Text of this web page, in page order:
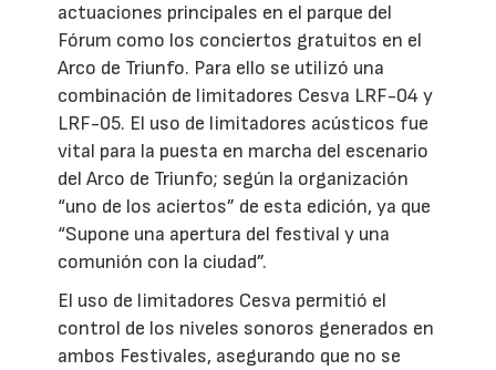
actuaciones principales en el parque del
Fórum como los conciertos gratuitos en el
Arco de Triunfo. Para ello se utilizó una
combinación de limitadores Cesva LRF-04 y
LRF-05. El uso de limitadores acústicos fue
vital para la puesta en marcha del escenario
del Arco de Triunfo; según la organización
“uno de los aciertos” de esta edición, ya que
“Supone una apertura del festival y una
comunión con la ciudad”.
El uso de limitadores Cesva permitió el
control de los niveles sonoros generados en
ambos Festivales, asegurando que no se